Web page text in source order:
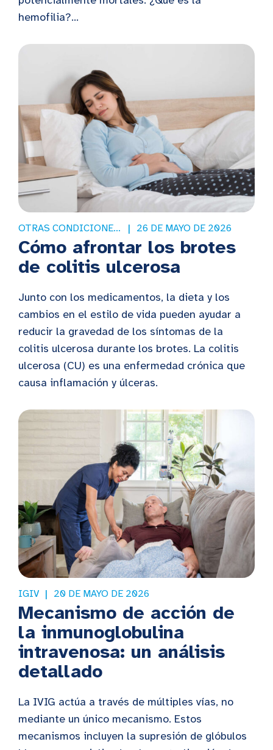
hemofilia?...
OTRAS CONDICIONES DE SALUD 26 DE MAYO DE 2026
Cómo afrontar los brotes
de colitis ulcerosa
Junto con los medicamentos, la dieta y los
cambios en el estilo de vida pueden ayudar a
reducir la gravedad de los síntomas de la
colitis ulcerosa durante los brotes. La colitis
ulcerosa (CU) es una enfermedad crónica que
causa inflamación y úlceras.
IGIV 20 DE MAYO DE 2026
Mecanismo de acción de
la inmunoglobulina
intravenosa: un análisis
detallado
La IVIG actúa a través de múltiples vías, no
mediante un único mecanismo. Estos
mecanismos incluyen la supresión de glóbulos